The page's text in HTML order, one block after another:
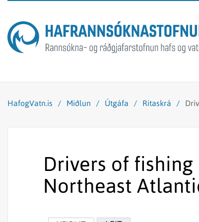
HafogVatn.is / Miðlun / Útgáfa / Ritaskrá /
Drivers of
Northeast